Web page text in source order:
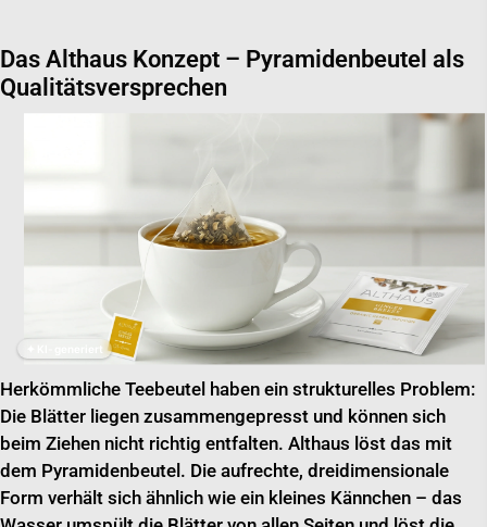
Das Althaus Konzept – Pyramidenbeutel als
Qualitätsversprechen
✦ KI-generiert
Herkömmliche Teebeutel haben ein strukturelles Problem:
Die Blätter liegen zusammengepresst und können sich
beim Ziehen nicht richtig entfalten. Althaus löst das mit
dem Pyramidenbeutel. Die aufrechte, dreidimensionale
Form verhält sich ähnlich wie ein kleines Kännchen – das